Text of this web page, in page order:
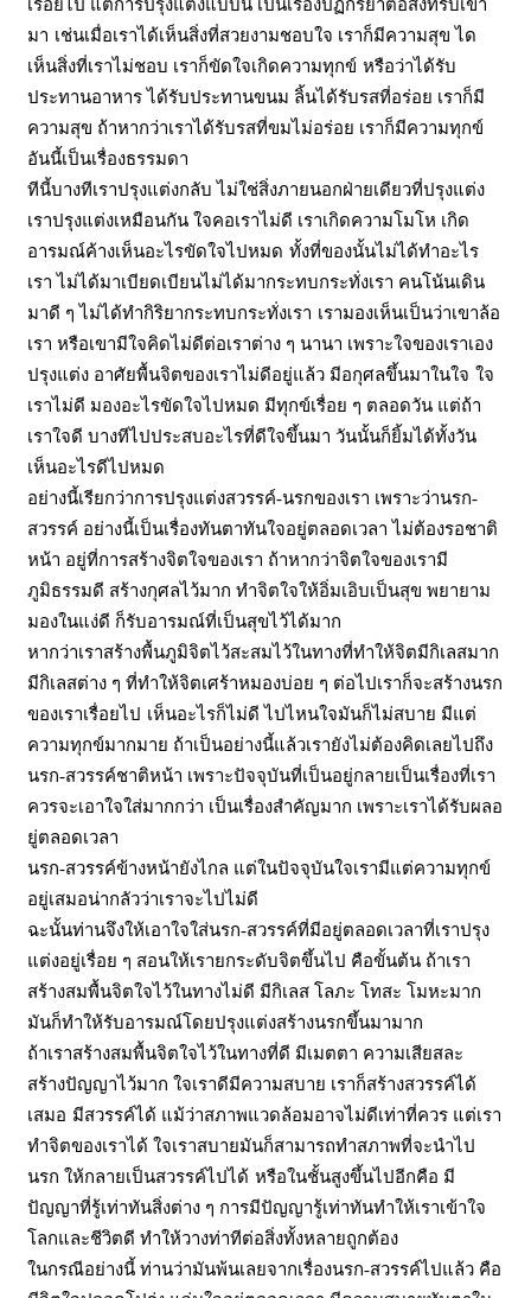
เรื่อยไป แต่การปรุงแต่งแบบนี้ เป็นเรื่องปฏิกิริยาต่อสิ่งที่รับเข้า
มา เช่นเมื่อเราได้เห็นสิ่งที่สวยงามชอบใจ เราก็มีความสุข ได
เห็นสิ่งที่เราไม่ชอบ เราก็ขัดใจเกิดความทุกข์ หรือว่าได้รับ
ประทานอาหาร ได้รับประทานขนม ลิ้นได้รับรสที่อร่อย เราก็มี
ความสุข ถ้าหากว่าเราได้รับรสที่ขมไม่อร่อย เราก็มีความทุกข์
อันนี้เป็นเรื่องธรรมดา
ทีนี้บางทีเราปรุงแต่งกลับ ไม่ใช่สิ่งภายนอกฝ่ายเดียวที่ปรุงแต่ง
เราปรุงแต่งเหมือนกัน ใจคอเราไม่ดี เราเกิดความโมโห เกิด
อารมณ์ค้างเห็นอะไรขัดใจไปหมด ทั้งที่ของนั้นไม่ได้ทำอะไร
เรา ไม่ได้มาเบียดเบียนไม่ได้มากระทบกระทั่งเรา คนโน้นเดิน
มาดี ๆ ไม่ได้ทำกิริยากระทบกระทั่งเรา เรามองเห็นเป็นว่าเขาล้อ
เรา หรือเขามีใจคิดไม่ดีต่อเราต่าง ๆ นานา เพราะใจของเราเอง
ปรุงแต่ง อาศัยพื้นจิตของเราไม่ดีอยู่แล้ว มีอกุศลขึ้นมาในใจ ใจ
เราไม่ดี มองอะไรขัดใจไปหมด มีทุกข์เรื่อย ๆ ตลอดวัน แต่ถ้า
เราใจดี บางทีไปประสบอะไรที่ดีใจขึ้นมา วันนั้นก็ยิ้มได้ทั้งวัน
เห็นอะไรดีไปหมด
อย่างนี้เรียกว่าการปรุงแต่งสวรรค์-นรกของเรา เพราะว่านรก-
สวรรค์ อย่างนี้เป็นเรื่องทันตาทันใจอยู่ตลอดเวลา ไม่ต้องรอชาติ
หน้า อยู่ที่การสร้างจิตใจของเรา ถ้าหากว่าจิตใจของเรามี
ภูมิธรรมดี สร้างกุศลไว้มาก ทำจิตใจให้อิ่มเอิบเป็นสุข พยายาม
มองในแง่ดี ก็รับอารมณ์ที่เป็นสุขไว้ได้มาก
หากว่าเราสร้างพื้นภูมิจิตไว้สะสมไว้ในทางที่ทำให้จิตมีกิเลสมาก
มีกิเลสต่าง ๆ ที่ทำให้จิตเศร้าหมองบ่อย ๆ ต่อไปเราก็จะสร้างนรก
ของเราเรื่อยไป เห็นอะไรก็ไม่ดี ไปไหนใจมันก็ไม่สบาย มีแต่
ความทุกข์มากมาย ถ้าเป็นอย่างนี้แล้วเรายังไม่ต้องคิดเลยไปถึง
นรก-สวรรค์ชาติหน้า เพราะปัจจุบันที่เป็นอยู่กลายเป็นเรื่องที่เรา
ควรจะเอาใจใส่มากกว่า เป็นเรื่องสำคัญมาก เพราะเราได้รับผลอ
ยู่ตลอดเวลา
นรก-สวรรค์ข้างหน้ายังไกล แต่ในปัจจุบันใจเรามีแต่ความทุกข์
อยู่เสมอน่ากลัวว่าเราจะไปไม่ดี
ฉะนั้นท่านจึงให้เอาใจใส่นรก-สวรรค์ที่มีอยู่ตลอดเวลาที่เราปรุง
แต่งอยู่เรื่อย ๆ สอนให้เรายกระดับจิตขึ้นไป คือขั้นต้น ถ้าเรา
สร้างสมพื้นจิตใจไว้ในทางไม่ดี มีกิเลส โลภะ โทสะ โมหะมาก
มันก็ทำให้รับอารมณ์โดยปรุงแต่งสร้างนรกขึ้นมามาก
ถ้าเราสร้างสมพื้นจิตใจไว้ในทางที่ดี มีเมตตา ความเสียสละ
สร้างปัญญาไว้มาก ใจเราดีมีความสบาย เราก็สร้างสวรรค์ได้
เสมอ มีสวรรค์ได้ แม้ว่าสภาพแวดล้อมอาจไม่ดีเท่าที่ควร แต่เรา
ทำจิตของเราได้ ใจเราสบายมันก็สามารถทำสภาพที่จะนำไป
นรก ให้กลายเป็นสวรรค์ไปได้ หรือในชั้นสูงขึ้นไปอีกคือ มี
ปัญญาที่รู้เท่าทันสิ่งต่าง ๆ การมีปัญญารู้เท่าทันทำให้เราเข้าใจ
โลกและชีวิตดี ทำให้วางท่าทีต่อสิ่งทั้งหลายถูกต้อง
ในกรณีอย่างนี้ ท่านว่ามันพ้นเลยจากเรื่องนรก-สวรรค์ไปแล้ว คือ